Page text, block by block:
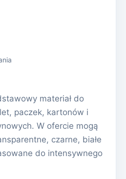
materiał do
paczek, kartonów i
W ofercie mogą
czarne, białe
do intensywnego